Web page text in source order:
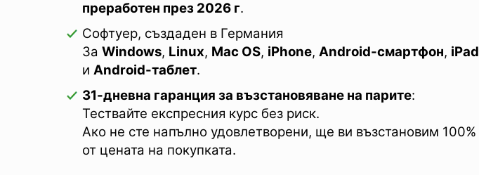
преработен през 2026 г.
Софтуер, създаден в Германия
За Windows, Linux, Mac OS, iPhone, Android-смартфон, iPad
и Android-таблет.
31-дневна гаранция за възстановяване на парите:
Тествайте експресния курс без риск.
Ако не сте напълно удовлетворени, ще ви възстановим 100%
от цената на покупката.